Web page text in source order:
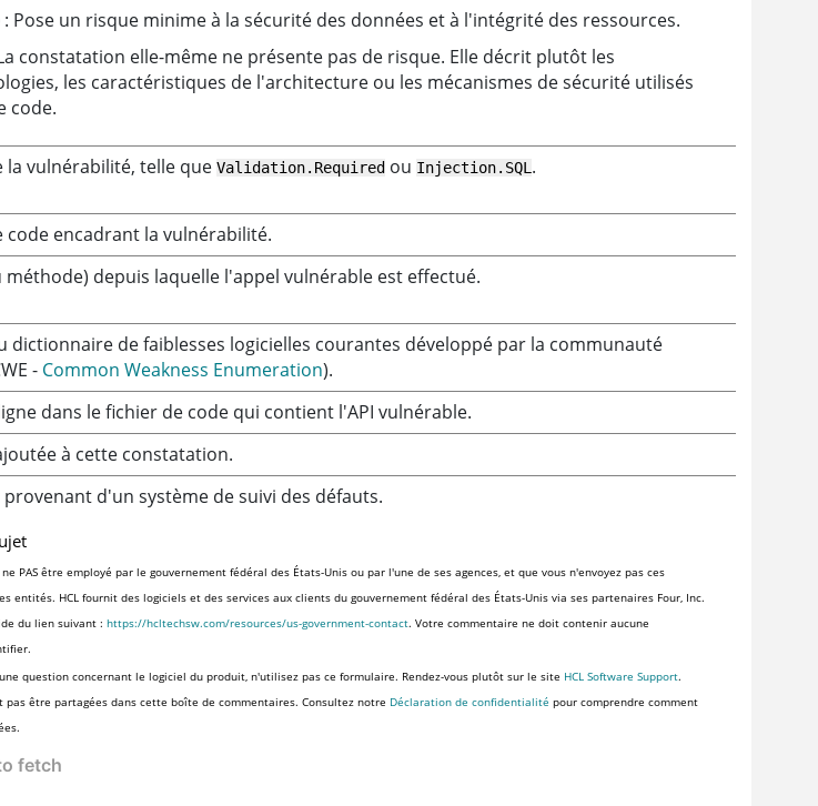
: Pose un risque minime à la sécurité des données et à l'intégrité des ressources.
constatation elle-même ne présente pas de risque. Elle décrit plutôt les
les caractéristiques de l'architecture ou les mécanismes de sécurité utilisés
code.
la vulnérabilité, telle queValidation.Required ou Injection.SQL .
code encadrant la vulnérabilité.
méthode) depuis laquelle l'appel vulnérable est effectué.
dictionnaire de faiblesses logicielles courantes développé par la communauté
- Common Weakness Enumeration).
dans le fichier de code qui contient l'API vulnérable.
à cette constatation.
d'un système de suivi des défauts.
PAS être employé par le gouvernement fédéral des États-Unis ou par l'une de ses agences, et que vous n'envoyez pas ces
entités. HCL fournit des logiciels et des services aux clients du gouvernement fédéral des États-Unis via ses partenaires Four, Inc.
du lien suivant :https://hcltechsw.com/resources/us-government-contact. Votre commentaire ne doit contenir aucune
question concernant le logiciel du produit, n'utilisez pas ce formulaire. Rendez-vous plutôt sur le site HCL Software Support.
pas être partagées dans cette boîte de commentaires. Consultez notre Déclaration de confidentialité pour comprendre comment